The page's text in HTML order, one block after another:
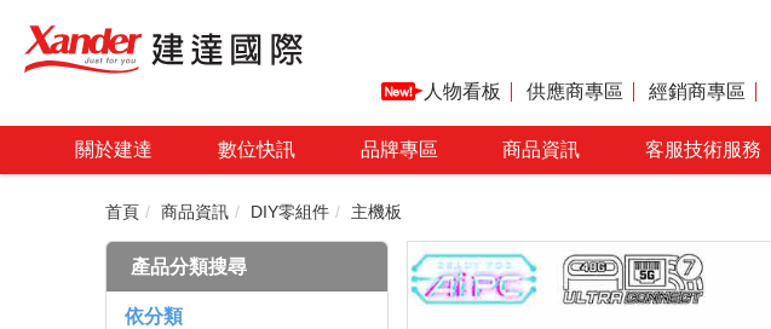
人物看板 供應商專區 經銷商專區
關於建達 數位快訊 品牌專區 商品資訊 客服技術服務
首頁 商品資訊 DIY零組件 主機板
產品分類搜尋
依分類